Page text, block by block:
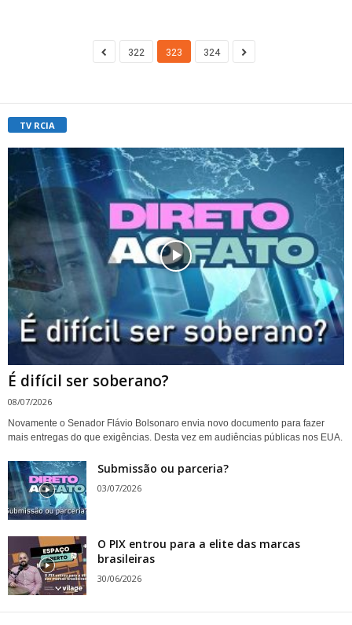
322 323 324
TV RCIA
É difícil ser soberano?
08/07/2026
Novamente o Senador Flávio Bolsonaro envia novo documento para fazer
mais entregas do que exigências. Desta vez em audiências públicas nos EUA.
Submissão ou parceria?
03/07/2026
O PIX entrou para a elite das marcas
brasileiras
30/06/2026